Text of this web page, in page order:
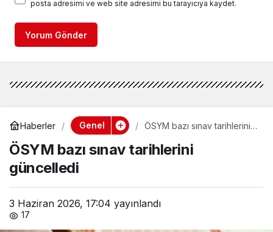
posta adresimi ve web site adresimi bu tarayıcıya kaydet.
Yorum Gönder
Haberler Genel
ÖSYM bazı sınav tarihlerini
ÖSYM bazı sınav tarihlerini
güncelledi
3 Haziran 2026, 17:04 yayınlandı
17